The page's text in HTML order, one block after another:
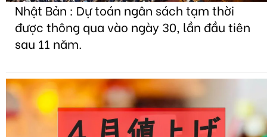
Nhật Bản : Dự toán ngân sách tạm thời
được thông qua vào ngày 30, lần đầu tiên
sau 11 năm.